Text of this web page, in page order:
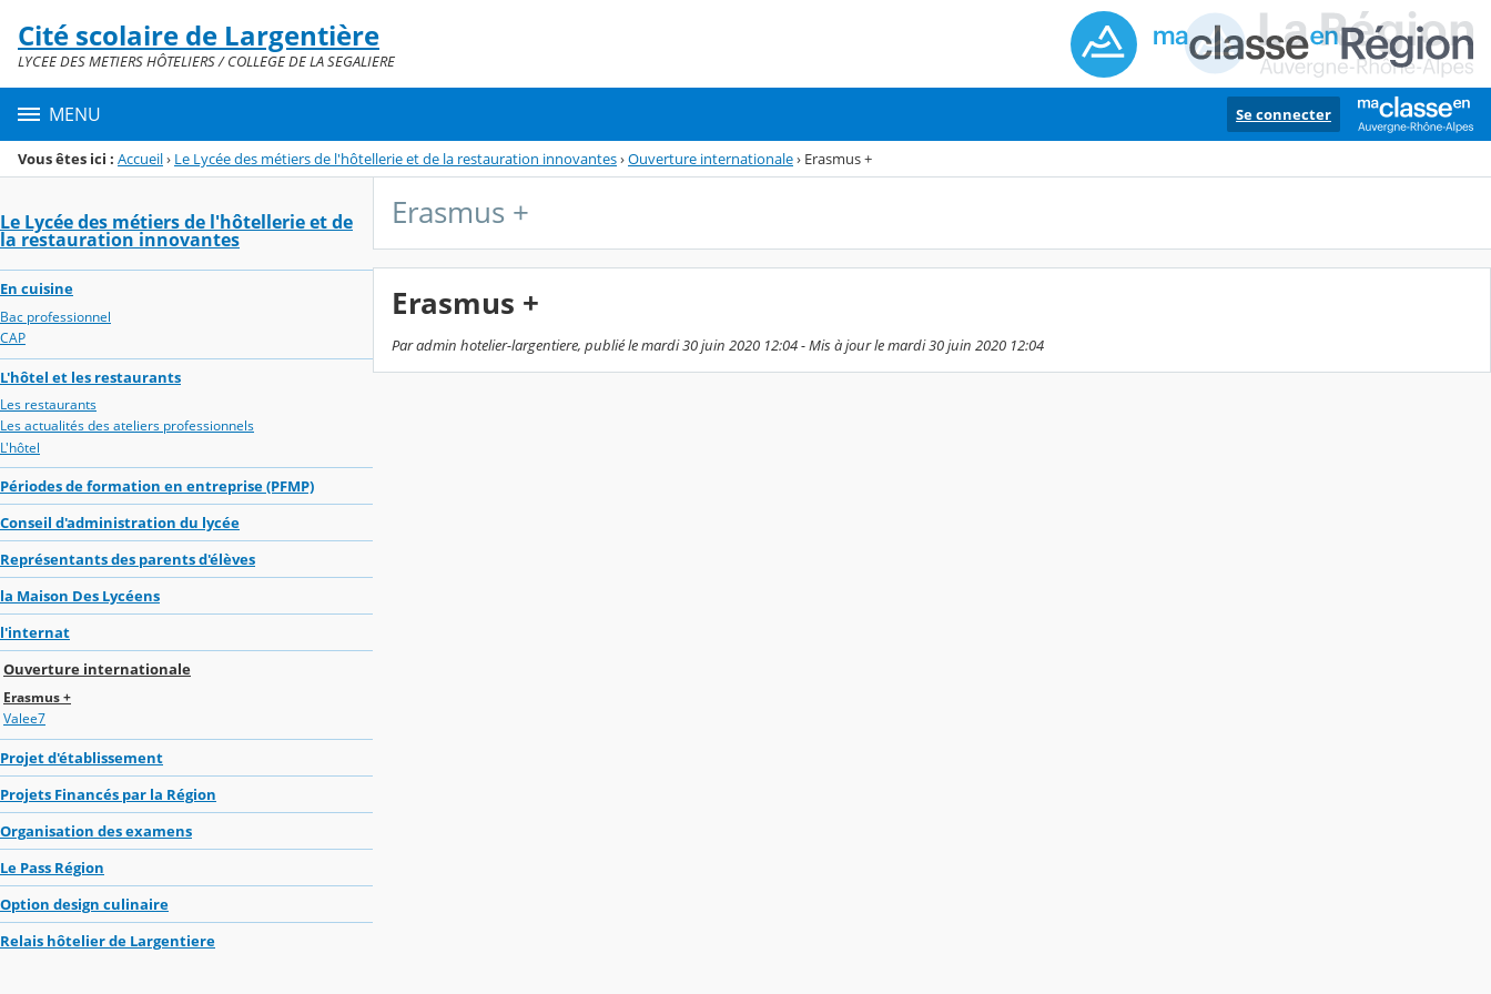
Menu de la rubrique
Contenu
Cité scolaire de Largentière
LYCEE DES METIERS HÔTELIERS / COLLEGE DE LA SEGALIERE
MENU Se connecter
Vous êtes ici : Accueil› Le Lycée des métiers de l'hôtellerie et de la restauration innovantes›Ouverture internationale› Erasmus +
Le Lycée des métiers de l'hôtellerie et de
la restauration innovantes
En cuisine
Bac professionnel
CAP
L'hôtel et les restaurants
Les restaurants
Les actualités des ateliers professionnels
L'hôtel
Périodes de formation en entreprise (PFMP)
Conseil d'administration du lycée
Représentants des parents d'élèves
la Maison Des Lycéens
l'internat
Ouverture internationale
Erasmus +
Valee7
Projet d'établissement
Projets Financés par la Région
Organisation des examens
Le Pass Région
Option design culinaire
Relais hôtelier de Largentiere
Erasmus +
Erasmus +
Par admin hotelier-largentiere, publié le mardi 30 juin 2020 12:04 - Mis à jour le mardi 30 juin 2020 12:04